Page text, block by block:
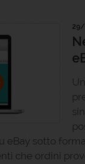
eBay sotto
che ordini